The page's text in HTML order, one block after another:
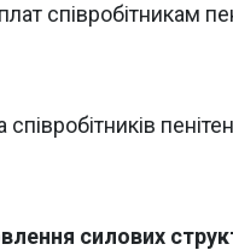
співробітникам
силових